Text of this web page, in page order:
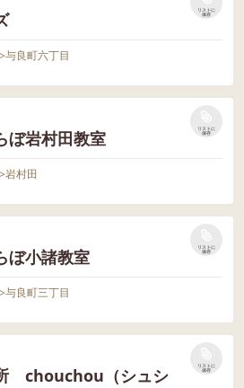
リストに
保存
>与良町六丁目
ぼ岩村田教室
リストに
保存
>岩村田
ぼ小諸教室
リストに
保存
>与良町三丁目
chouchou（シュシ
リストに
保存